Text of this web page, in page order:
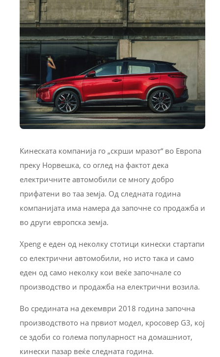
Кинеската компанија го „скрши мразот“ во Европа
преку Норвешка, со оглед на фактот дека
електричните автомобили се многу добро
прифатени во таа земја. Од следната година
компанијата има намера да започне со продажба и
во други европска земја.
Xpeng е еден од неколку стотици кинески стартапи
со електрични автомобили, но исто така и само
еден од само неколку кои веќе започнале со
производство и продажба на електрични возила.
Во средината на декември 2018 година започна
производството на првиот модел, кросовер G3, кој
се здоби со голема популарност на домашниот,
кинески пазар веќе следната година.